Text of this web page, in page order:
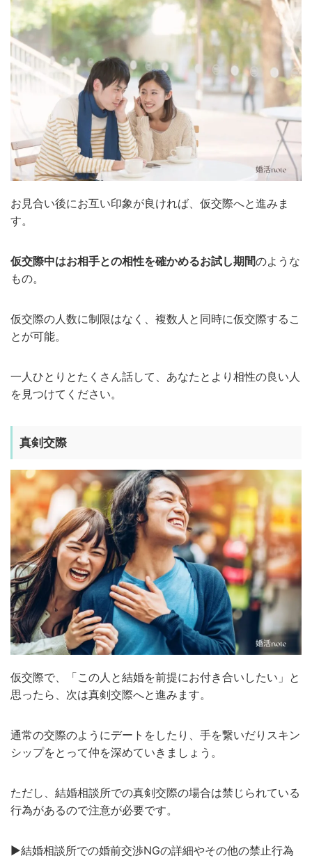
お見合い後にお互い印象が良ければ、仮交際へと進みま
す。
仮交際中はお相手との相性を確かめるお試し期間のような
もの。
仮交際の人数に制限はなく、複数人と同時に仮交際するこ
とが可能。
一人ひとりとたくさん話して、あなたとより相性の良い人
を見つけてください。
真剣交際
仮交際で、「この人と結婚を前提にお付き合いしたい」と
思ったら、次は真剣交際へと進みます。
通常の交際のようにデートをしたり、手を繋いだりスキン
シップをとって仲を深めていきましょう。
ただし、結婚相談所での真剣交際の場合は禁じられている
行為があるので注意が必要です。
▶︎結婚相談所での婚前交渉NGの詳細やその他の禁止行為